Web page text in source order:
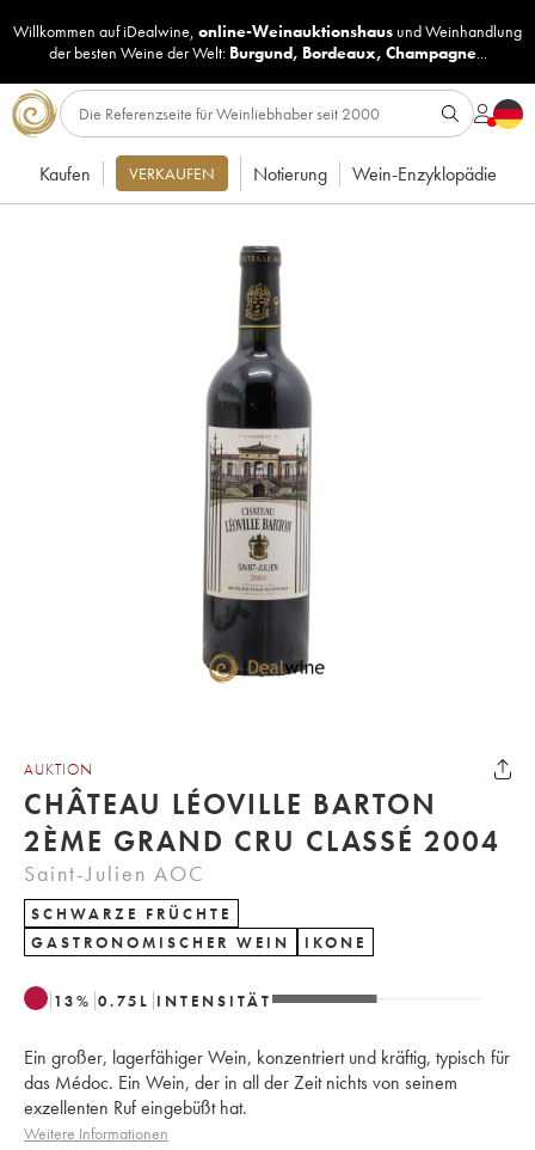
Willkommen auf iDealwine, online-Weinauktionshaus undWeinhandlung
der besten Weine der Welt: Burgund, Bordeaux, Champagne...
Kaufen VERKAUFEN Notierung Wein-Enzyklopädie
AUKTION
CHÂTEAU LÉOVILLE BARTON
2ÈME GRAND CRU CLASSÉ 2004
Saint-Julien AOC
SCHWARZE FRÜCHTE
GASTRONOMISCHER WEIN
IKONE
13% 0.75 L INTENSITÄT
Ein großer, lagerfähiger Wein, konzentriert und kräftig, typisch für
das Médoc. Ein Wein, der in all der Zeit nichts von seinem
exzellenten Ruf eingebüßt hat.
Weitere Informationen